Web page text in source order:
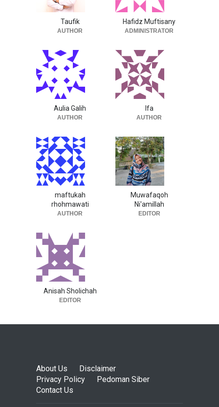
Taufik
AUTHOR
Hafidz Muftisany
ADMINISTRATOR
Aulia Galih
AUTHOR
Ifa
AUTHOR
maftukah
rhohmawati
AUTHOR
Muwafaqoh
Ni'amillah
EDITOR
Anisah Sholichah
EDITOR
About Us
Disclaimer
Privacy Policy
Pedoman Siber
Contact Us